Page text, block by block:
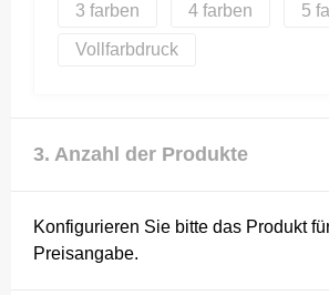
3 4 5
Vollfarbdruck
3. Anzahl der Produkte
Konfigurieren Sie bitte das Produkt
Preisangabe.